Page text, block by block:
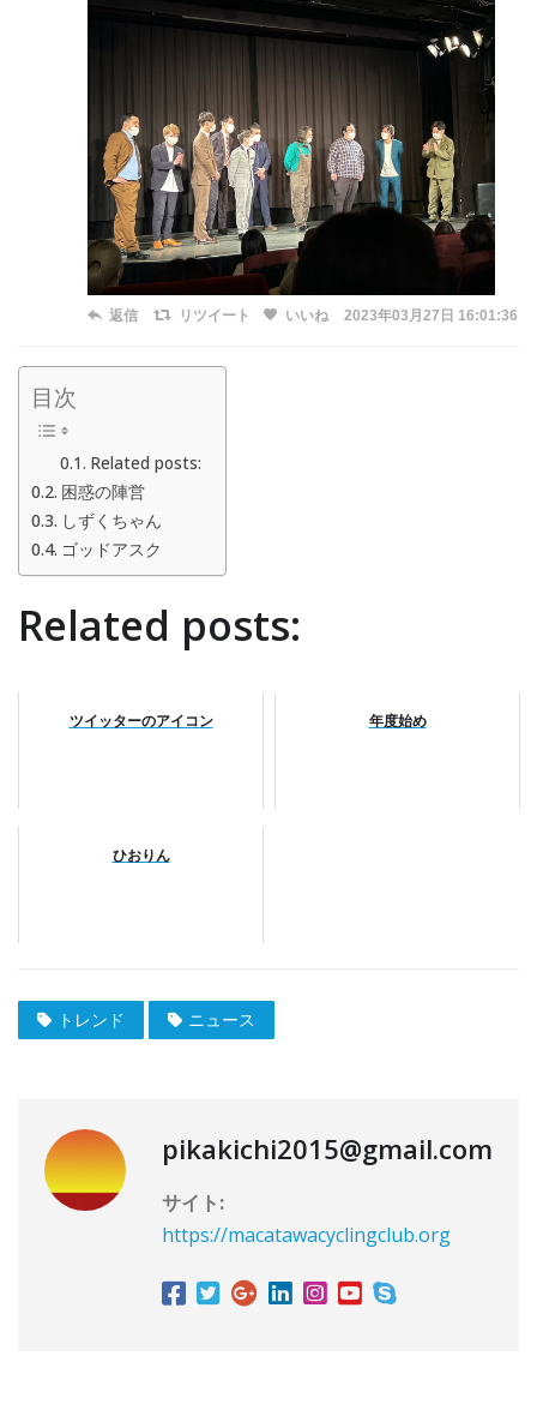
返信 リツイート いいね 2023年03月27日 16:01:36
目次
Related posts:
困惑の陣営
しずくちゃん
ゴッドアスク
Related posts:
ツイッターのアイコン 年度始め
ひおりん
トレンド ニュース
pikakichi2015@gmail.com
サイト:
https://macatawacyclingclub.org